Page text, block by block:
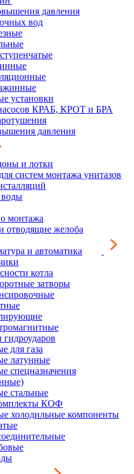
давления
вод
установки
КРАБ, КРОТ и БРА
давления
и лотки
систем монтажа унитазов
воды
монтажа
отводящие желоба
и автоматика
котла
затворы
для газа
латунные
спецназначения
стальные
КОФ
холодильные компоненты